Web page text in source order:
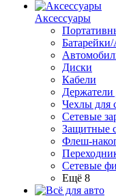
Аксессуары
Диски
Кабели
Держатели
Чехлы для
Сетевые
Защитные
Флеш-
Сетевые
Ещё 8